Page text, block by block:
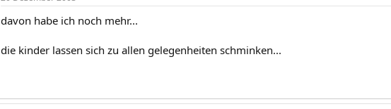
davon habe ich noch mehr...
die kinder lassen sich zu allen gelegenheiten schminken...